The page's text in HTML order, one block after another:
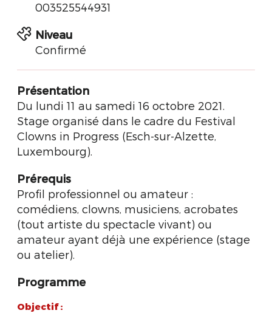
003525544931
Niveau
Confirmé
Présentation
Du lundi 11 au samedi 16 octobre 2021.
Stage organisé dans le cadre du Festival
Clowns in Progress (Esch-sur-Alzette,
Luxembourg).
Prérequis
Profil professionnel ou amateur :
comédiens, clowns, musiciens, acrobates
(tout artiste du spectacle vivant) ou
amateur ayant déjà une expérience (stage
ou atelier).
Programme
Objectif :